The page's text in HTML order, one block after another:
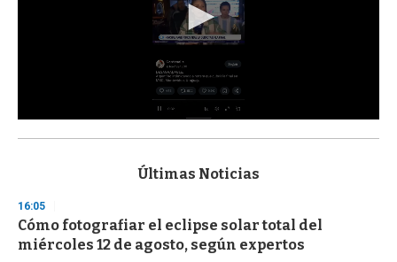
s
d
s
o
f
Últimas Noticias
16:05
Cómo fotografiar el eclipse solar total del
miércoles 12 de agosto, según expertos